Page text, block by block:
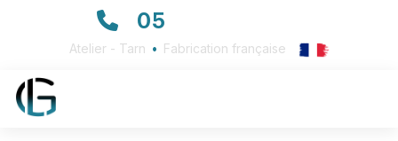
05
Atelier - Tarn • Fabrication française